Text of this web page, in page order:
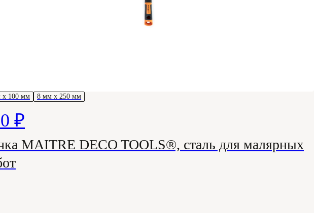
х 100 мм 8 мм х 250 мм
₽
MAITRE DECO TOOLS®, сталь для малярных